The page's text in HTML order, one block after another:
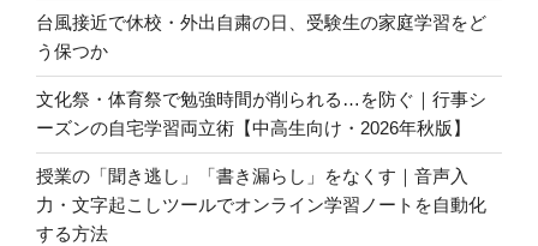
台風接近で休校・外出自粛の日、受験生の家庭学習をど
う保つか
文化祭・体育祭で勉強時間が削られる…を防ぐ｜行事シ
ーズンの自宅学習両立術【中高生向け・2026年秋版】
授業の「聞き逃し」「書き漏らし」をなくす｜音声入
力・文字起こしツールでオンライン学習ノートを自動化
する方法